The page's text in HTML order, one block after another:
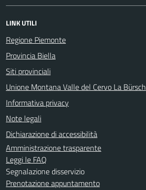
LINK UTILI
Regione Piemonte
Provincia Biella
Siti provinciali
Unione Montana Valle del Cervo La Bürsch
Informativa privacy
Note legali
Dichiarazione di accessibilità
Amministrazione trasparente
Leggi le FAQ
Segnalazione disservizio
Prenotazione appuntamento